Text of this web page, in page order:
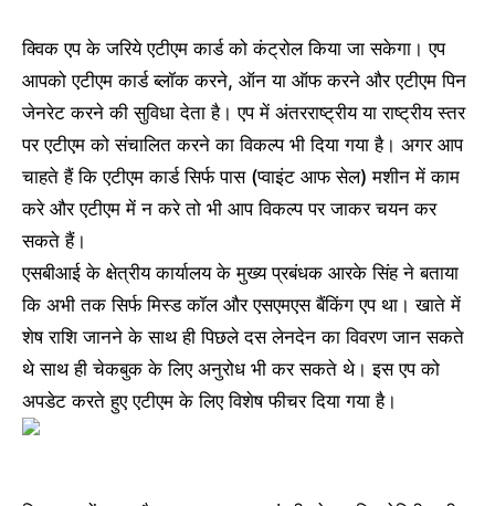
क्विक एप के जरिये एटीएम कार्ड को कंट्रोल किया जा सकेगा। एप
आपको एटीएम कार्ड ब्लॉक करने, ऑन या ऑफ करने और एटीएम पिन
जेनरेट करने की सुविधा देता है। एप में अंतरराष्ट्रीय या राष्ट्रीय स्तर
पर एटीएम को संचालित करने का विकल्प भी दिया गया है। अगर आप
चाहते हैं कि एटीएम कार्ड सिर्फ पास (प्वाइंट आफ सेल) मशीन में काम
करे और एटीएम में न करे तो भी आप विकल्प पर जाकर चयन कर
सकते हैं।
एसबीआई के क्षेत्रीय कार्यालय के मुख्य प्रबंधक आरके सिंह ने बताया
कि अभी तक सिर्फ मिस्ड कॉल और एसएमएस बैंकिंग एप था। खाते में
शेष राशि जानने के साथ ही पिछले दस लेनदेन का विवरण जान सकते
थे साथ ही चेकबुक के लिए अनुरोध भी कर सकते थे। इस एप को
अपडेट करते हुए एटीएम के लिए विशेष फीचर दिया गया है।